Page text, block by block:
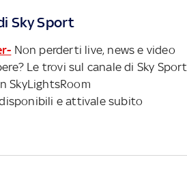
Sky Sport
Non perderti live, news e video
Le trovi sul canale di Sky Sport
SkyLightsRoom
e attivale subito